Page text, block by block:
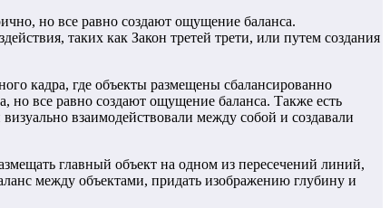
но все равно создают ощущение баланса.
таких как Закон третей трети, или путем создания
кадра, где объекты размещены сбалансированно
но все равно создают ощущение баланса. Также есть
взаимодействовали между собой и создавали
главный объект на одном из пересечений линий,
между объектами, придать изображению глубину и